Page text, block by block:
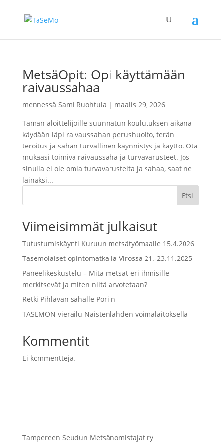
MetsäOpit: Opi käyttämään
raivaussahaa
mennessä Sami Ruohtula | maalis 29, 2026
Tämän aloittelijoille suunnatun koulutuksen aikana
käydään läpi raivaussahan perushuolto, terän
teroitus ja sahan turvallinen käynnistys ja käyttö. Ota
mukaasi toimiva raivaussaha ja turvavarusteet. Jos
sinulla ei ole omia turvavarusteita ja sahaa, saat ne
lainaksi...
Etsi
Viimeisimmät julkaisut
Tutustumiskäynti Kuruun metsätyömaalle 15.4.2026
Tasemolaiset opintomatkalla Virossa 21.-23.11.2025
Paneelikeskustelu – Mitä metsät eri ihmisille
merkitsevät ja miten niitä arvotetaan?
Retki Pihlavan sahalle Poriin
TASEMON vierailu Naistenlahden voimalaitoksella
Kommentit
Ei kommentteja.
Tampereen Seudun Metsänomistajat ry